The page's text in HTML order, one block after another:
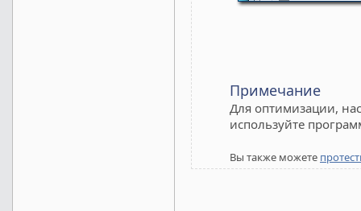
Примечание
Для оптимизации,
используйте
Вы также можете